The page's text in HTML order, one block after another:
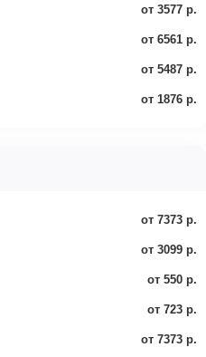
от 3577 р.
от 6561 р.
от 5487 р.
от 1876 р.
от 7373 р.
от 3099 р.
от 550 р.
от 723 р.
от 7373 р.